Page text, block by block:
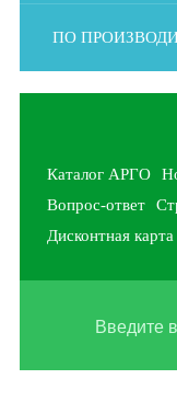
ПО
Каталог АРГО
Вопрос-ответ
Дисконтная карта